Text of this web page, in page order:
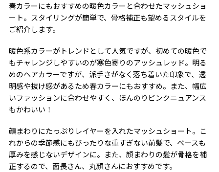
春カラーにもおすすめの暖色カラーと合わせたマッシュショ
ート。スタイリングが簡単で、骨格補正も望めるスタイルを
ご紹介します。
暖色系カラーがトレンドとして人気ですが、初めての暖色で
もチャレンジしやすいのが寒色寄りのアッシュレッド。明る
めのヘアカラーですが、派手さがなく落ち着いた印象で、透
明感や抜け感があるため春カラーにもおすすめ。また、幅広
いファッションに合わせやすく、ほんのりピンクニュアンス
もかわいい！
顔まわりにたっぷりレイヤーを入れたマッシュショート。こ
れからの季節感にもぴったりな重すぎない前髪で、ベースも
厚みを感じないデザインに。また、顔まわりの髪が骨格を補
正するので、面長さん、丸顔さんにおすすめです。